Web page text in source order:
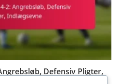
Defensiv Pligter,